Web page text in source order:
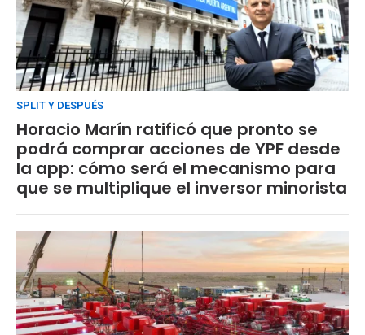
SPLIT Y DESPUÉS
Horacio Marín ratificó que pronto se
podrá comprar acciones de YPF desde
la app: cómo será el mecanismo para
que se multiplique el inversor minorista